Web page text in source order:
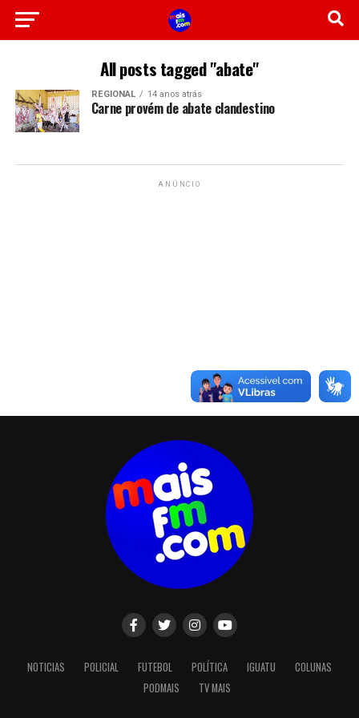
All posts tagged "abate"
REGIONAL 14 anos atrás
Carne provém de abate clandestino
ANÚNCIO
NOTICIAS POLICIAL FUTEBOL POLÍTICA IGUATU
COLUNAS
PODMAIS
TV MAIS